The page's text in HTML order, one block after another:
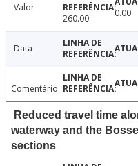
Valor
260.00
0.00
Data
Comentário
Reduced travel time
waterway and the
sections